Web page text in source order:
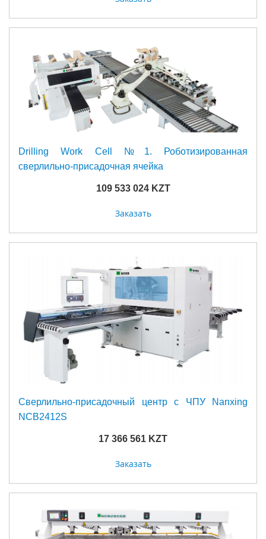
Drilling Work Cell №1. Роботизированная
сверлильно-присадочная ячейка
109 533 024 KZT
Заказать
Сверлильно-присадочный центр с ЧПУ Nanxing
NCB2412S
17 366 561 KZT
Заказать